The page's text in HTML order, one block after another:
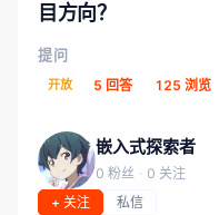
目方向？
提问
开放 5 回答 125 浏览
嵌入式探索者
0 粉丝 · 0 关注
+ 关注
私信